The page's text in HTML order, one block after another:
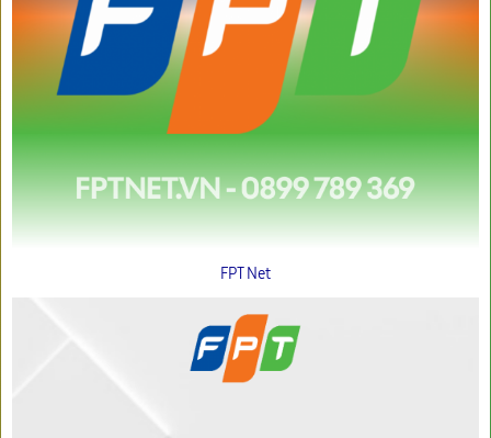
FPT Net